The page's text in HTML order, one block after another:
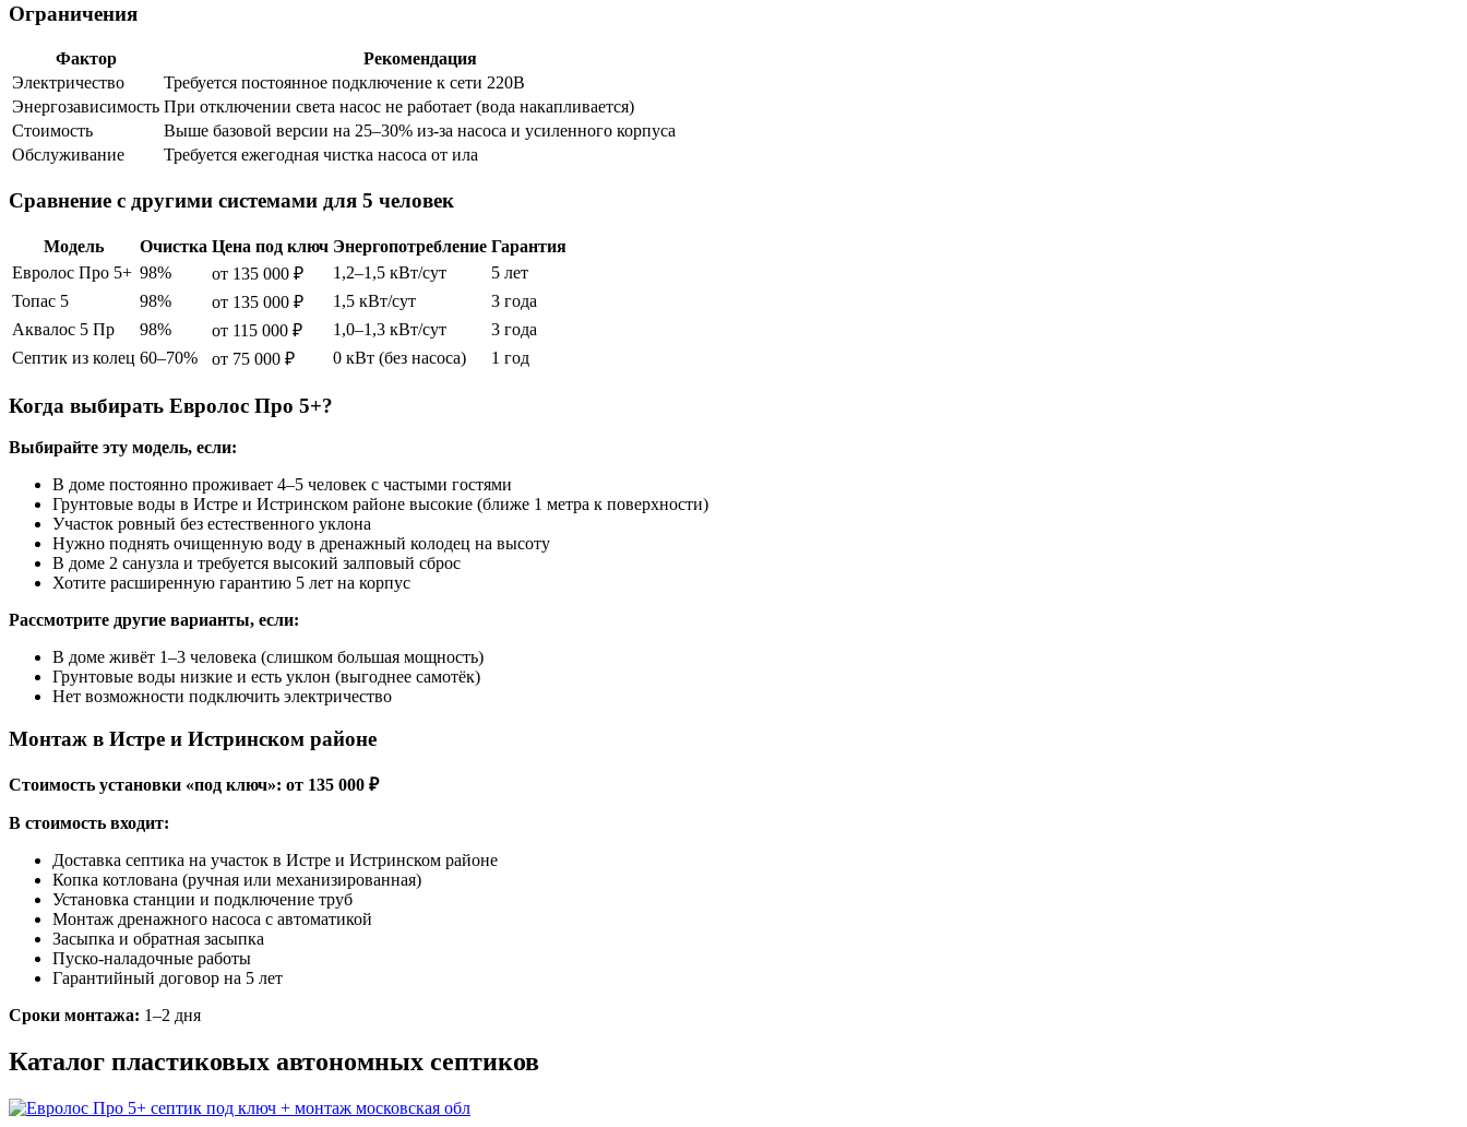
Ограничения
Фактор
Рекомендация
Электричество
Требуется постоянное подключение к сети 220В
Энергозависимость При отключении света насос не работает (вода накапливается)
Стоимость
Выше базовой версии на 25–30% из-за насоса и усиленного корпуса
Обслуживание
Требуется ежегодная чистка насоса от ила
Сравнение с другими системами для 5 человек
Модель Очистка Цена под ключ Энергопотребление Гарантия
Евролос Про 5+ 98% от 135 000 ₽ 1,2–1,5 кВт/сут
5 лет
Топас 5
98% от 135 000 ₽ 1,5 кВт/сут
3 года
Аквалос 5 Пр
98% от 115 000 ₽ 1,0–1,3 кВт/сут
3 года
Септик из колец 60–70% от 75 000 ₽ 0 кВт (без насоса) 1 год
Когда выбирать Евролос Про 5+?
Выбирайте эту модель, если:
В доме постоянно проживает 4–5 человек с частыми гостями
Грунтовые воды в Истре и Истринском районе высокие (ближе 1 метра к поверхности)
Участок ровный без естественного уклона
Нужно поднять очищенную воду в дренажный колодец на высоту
В доме 2 санузла и требуется высокий залповый сброс
Хотите расширенную гарантию 5 лет на корпус
Рассмотрите другие варианты, если:
В доме живёт 1–3 человека (слишком большая мощность)
Грунтовые воды низкие и есть уклон (выгоднее самотёк)
Нет возможности подключить электричество
Монтаж в Истре и Истринском районе
Стоимость установки «под ключ»: от 135 000 ₽
В стоимость входит:
Доставка септика на участок в Истре и Истринском районе
Копка котлована (ручная или механизированная)
Установка станции и подключение труб
Монтаж дренажного насоса с автоматикой
Засыпка и обратная засыпка
Пуско-наладочные работы
Гарантийный договор на 5 лет
Сроки монтажа: 1–2 дня
Каталог пластиковых автономных септиков